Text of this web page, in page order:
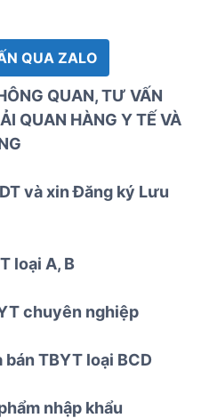
QUA ZALO
QUAN, TƯ VẤN
QUAN HÀNG Y TẾ VÀ
và xin Đăng ký Lưu
loại A, B
chuyên nghiệp
TBYT loại BCD
nhập khẩu